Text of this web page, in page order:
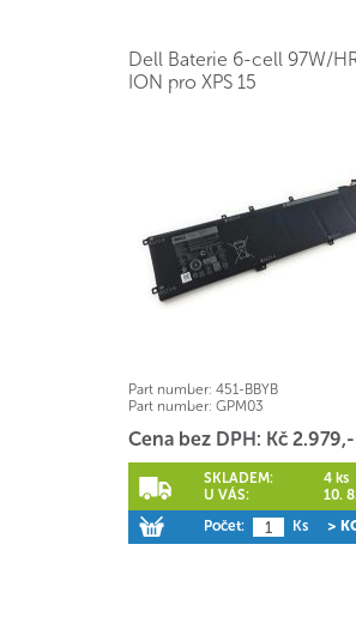
Dell Baterie 6-cell 97W/
ION pro XPS 15
Part number: 451-BBYB
Part number: GPM03
Cena bez DPH: Kč 2.979,-
SKLADEM:
4 ks
U VÁS:
10.
Počet:
Ks >